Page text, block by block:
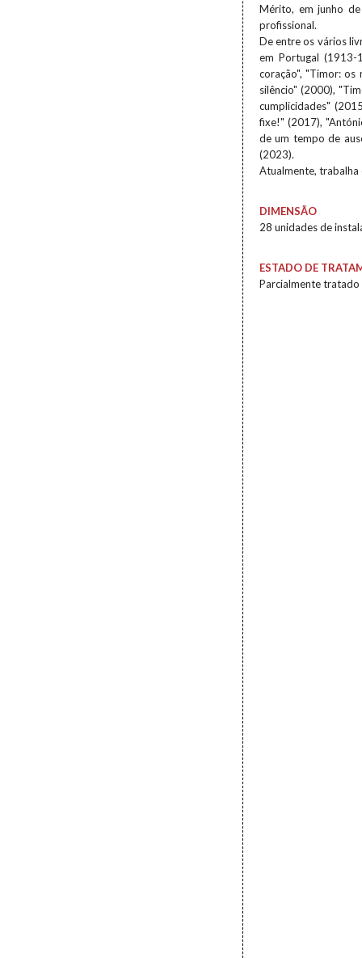
Mérito, em junho
profissional.
De entre os vários
em Portugal (1913-
coração", "Timor: os
silêncio" (2000),
cumplicidades"
fixe!" (2017),
de um tempo de
(2023).
Atualmente,
DIMENSÃO
28 unidades de
ESTADO DE
Parcialmente tratado